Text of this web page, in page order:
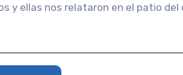
y ellas nos relataron en el patio